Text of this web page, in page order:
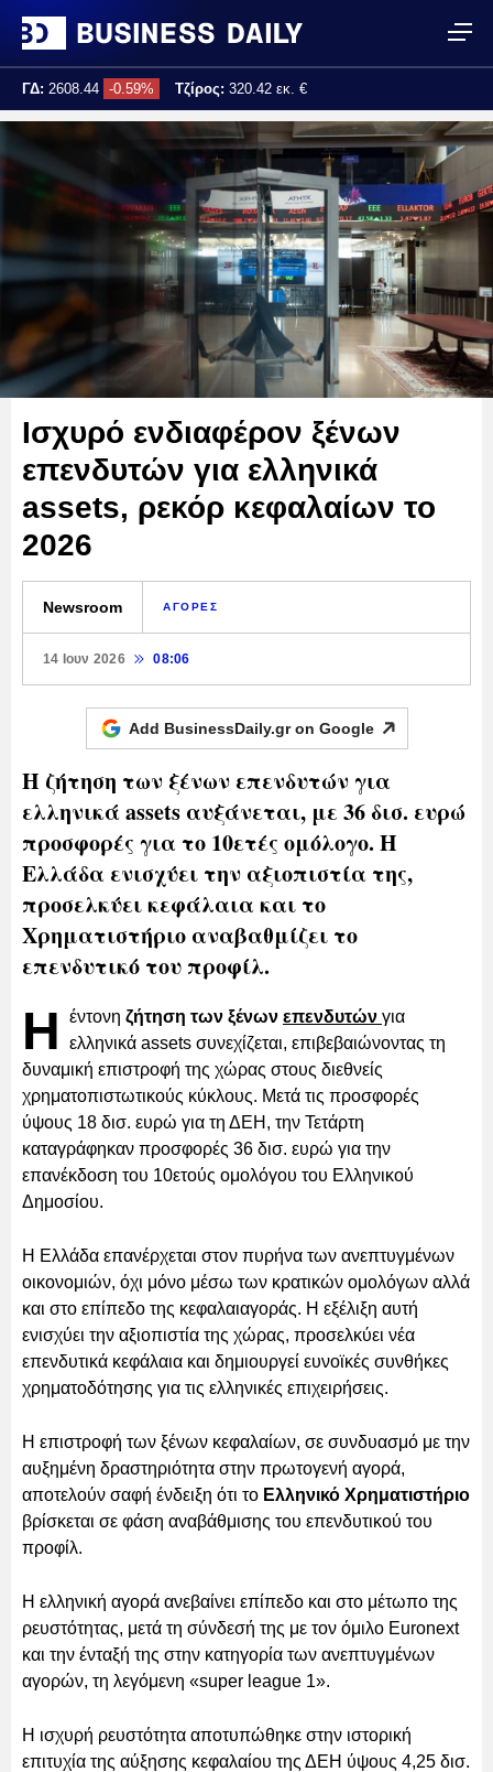
ΓΔ: 2608.44 -0.59% Τζίρος: 320.42 εκ. €
17:25:02
Ισχυρό ενδιαφέρον ξένων
επενδυτών για ελληνικά
assets, ρεκόρ κεφαλαίων το
2026
Newsroom ΑΓΟΡΕΣ
14 Ιουν 2026 08:06
Add BusinessDaily.gr on Google
Η ζήτηση των ξένων επενδυτών για
ελληνικά assets αυξάνεται, με 36 δισ. ευρώ
προσφορές για το 10ετές ομόλογο. Η
Ελλάδα ενισχύει την αξιοπιστία της,
προσελκύει κεφάλαια και το
Χρηματιστήριο αναβαθμίζει το
επενδυτικό του προφίλ.
Η έντονη ζήτηση των ξένων επενδυτών για
ελληνικά assets συνεχίζεται, επιβεβαιώνοντας τη
δυναμική επιστροφή της χώρας στους διεθνείς
χρηματοπιστωτικούς κύκλους. Μετά τις προσφορές
ύψους 18 δισ. ευρώ για τη ΔΕΗ, την Τετάρτη
καταγράφηκαν προσφορές 36 δισ. ευρώ για την
επανέκδοση του 10ετούς ομολόγου του Ελληνικού
Δημοσίου.
Η Ελλάδα επανέρχεται στον πυρήνα των ανεπτυγμένων
οικονομιών, όχι μόνο μέσω των κρατικών ομολόγων αλλά
και στο επίπεδο της κεφαλαιαγοράς. Η εξέλιξη αυτή
ενισχύει την αξιοπιστία της χώρας, προσελκύει νέα
επενδυτικά κεφάλαια και δημιουργεί ευνοϊκές συνθήκες
χρηματοδότησης για τις ελληνικές επιχειρήσεις.
Η επιστροφή των ξένων κεφαλαίων, σε συνδυασμό με την
αυξημένη δραστηριότητα στην πρωτογενή αγορά,
αποτελούν σαφή ένδειξη ότι το Ελληνικό Χρηματιστήριο
βρίσκεται σε φάση αναβάθμισης του επενδυτικού του
προφίλ.
Η ελληνική αγορά ανεβαίνει επίπεδο και στο μέτωπο της
ρευστότητας, μετά τη σύνδεσή της με τον όμιλο Euronext
και την ένταξή της στην κατηγορία των ανεπτυγμένων
αγορών, τη λεγόμενη «super league 1».
Η ισχυρή ρευστότητα αποτυπώθηκε στην ιστορική
επιτυχία της αύξησης κεφαλαίου της ΔΕΗ ύψους 4,25 δισ.